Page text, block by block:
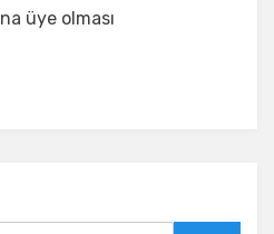
üye olması